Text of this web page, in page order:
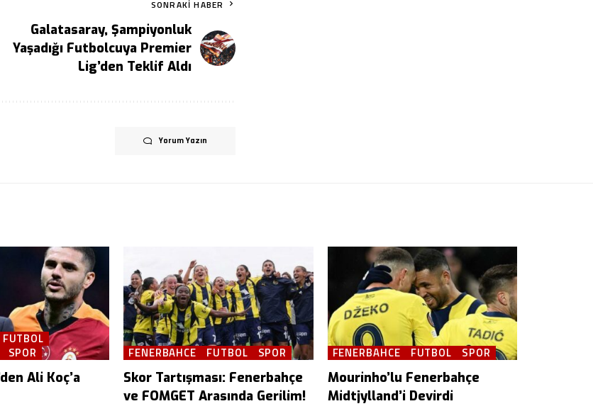
SONRAKI HABER
Galatasaray, Şampiyonluk
Yaşadığı Futbolcuya Premier
Lig’den Teklif Aldı
Yorum Yazın
FUTBOL
SPOR
Ali Koç’a
FENERBAHCE FUTBOL SPOR
Skor Tartışması: Fenerbahçe
ve FOMGET Arasında Gerilim!
FENERBAHCE FUTBOL SPOR
Mourinho’lu Fenerbahçe
Midtjylland’i Devirdi